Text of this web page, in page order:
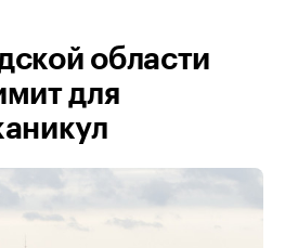
области
для